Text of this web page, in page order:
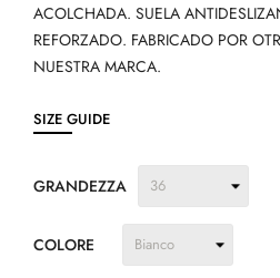
ACOLCHADA. SUELA
REFORZADO. FABRICADO POR
NUESTRA MARCA.
SIZE GUIDE
GRANDEZZA
COLORE